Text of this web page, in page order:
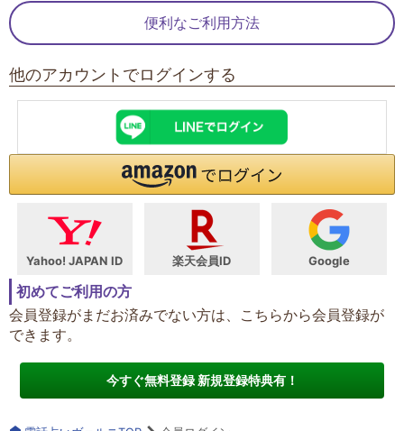
便利なご利用方法
他のアカウントでログインする
Yahoo! JAPAN ID 楽天会員ID Google
初めてご利用の方
会員登録がまだお済みでない方は、こちらから会員登録が
できます。
今すぐ無料登録 新規登録特典有！